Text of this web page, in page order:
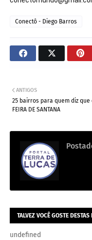
Conectô - Diego Barros
ANTIGOS
25 bairros para quem diz que
FEIRA DE SANTANA
TALVEZ VOCÊ GOSTE DESTAS
undefined